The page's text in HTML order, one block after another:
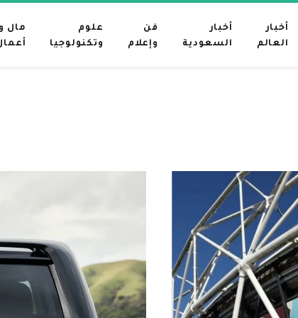
أخبار
العالم
أخبار
السعودية
فن
وإعلام
علوم
وتكنولوجيا
مال و